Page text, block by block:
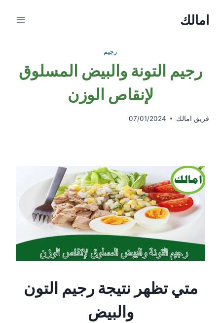
امالك
رجيم
رجيم التونة والبيض المسلوق
لإنقاص الوزن
فريق امالك 07/01/2024
متي تظهر نتيجة رجيم التون
والبيض